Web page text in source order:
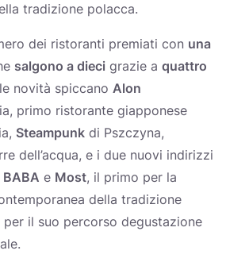
tradizione polacca.
dei ristoranti premiati con una
salgono a dieci grazie a quattro
novità spiccano Alon
primo ristorante giapponese
Steampunk di Pszczyna,
dell’acqua, e i due nuovi indirizzi
BABA e Most, il primo per la
della tradizione
il suo percorso degustazione